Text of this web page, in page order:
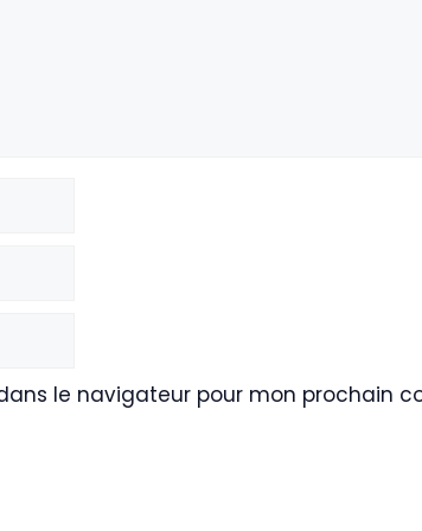
le navigateur pour mon prochain